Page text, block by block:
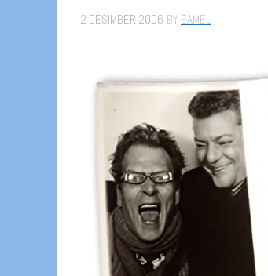
2 DESIMBER 2006 BY EAMEL